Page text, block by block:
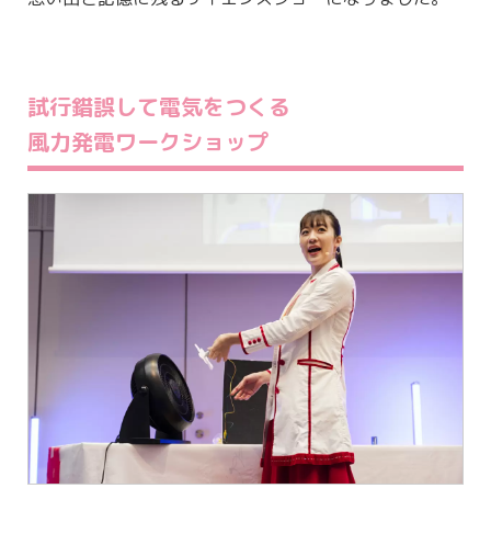
試行錯誤して電気をつくる
風力発電ワークショップ